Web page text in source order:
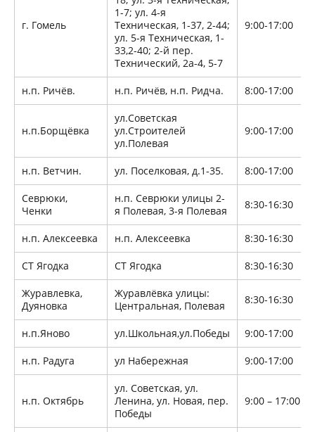
г. Гомель
1-7; ул. 4-я
Техническая, 1-37, 2-44;
ул. 5-я Техническая, 1-
33,2-40; 2-й пер.
Технический, 2а-4, 5-7
9:00-17:00
н.п. Ричёв. н.п. Ричёв, н.п. Ридча. 8:00-17:00
н.п.Борщёвка
ул.Советская
ул.Строителей
ул.Полевая
9:00-17:00
н.п. Ветчин. ул. Поселковая, д.1-35. 8:00-17:00
Севрюки,
Ченки
н.п. Севрюки улицы 2-
я Полевая, 3-я Полевая
8:30-16:30
н.п. Алексеевка н.п. Алексеевка 8:30-16:30
СТ Ягодка СТ Ягодка 8:30-16:30
Журавлевка,
Дуяновка
Журавлёвка улицы:
Центральная, Полевая
8:30-16:30
н.п.Яново ул.Школьная,ул.Победы 9:00-17:00
н.п. Радуга ул Набережная 9:00-17:00
н.п. Октябрь
ул. Советская, ул.
Ленина, ул. Новая, пер.
Победы
9:00 – 17:00